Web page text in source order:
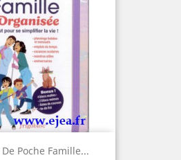
Poche Famille...